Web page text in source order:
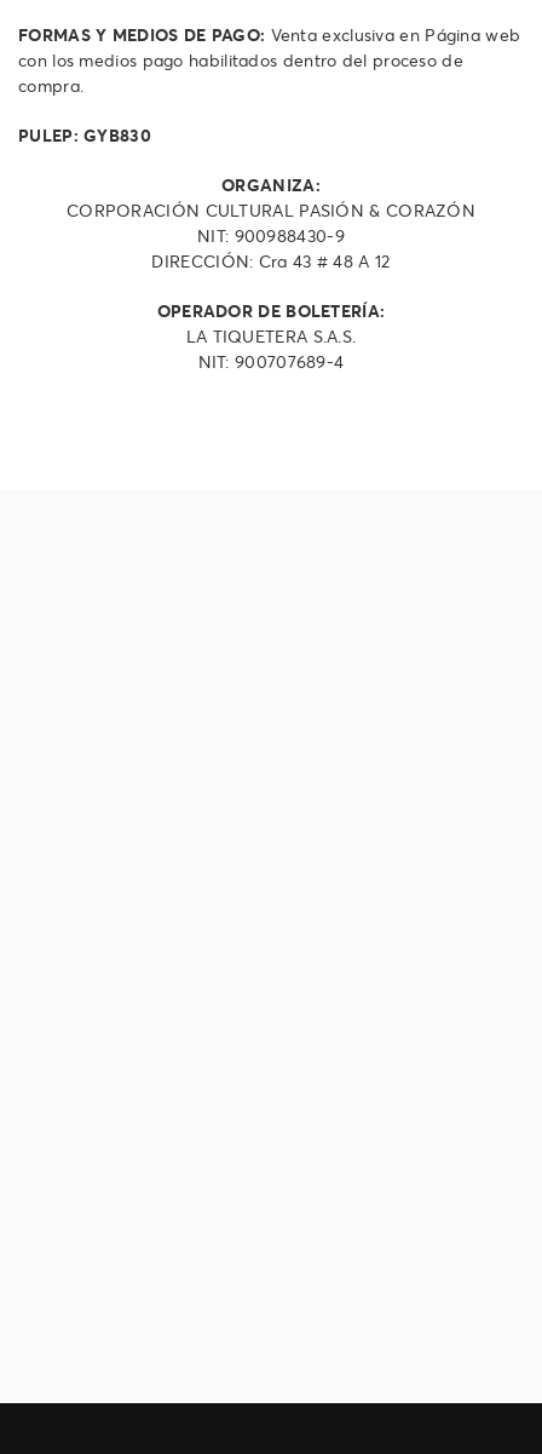
FORMAS Y MEDIOS DE PAGO: Venta exclusiva en Página web
con los medios pago habilitados dentro del proceso de
compra.
PULEP: GYB830
ORGANIZA:
CORPORACIÓN CULTURAL PASIÓN & CORAZÓN
NIT: 900988430-9
DIRECCIÓN: Cra 43 # 48 A 12
OPERADOR DE BOLETERÍA:
LA TIQUETERA S.A.S.
NIT: 900707689-4